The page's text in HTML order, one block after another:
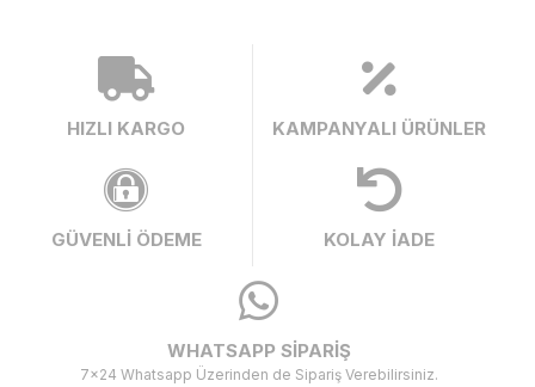
HIZLI KARGO KAMPANYALI ÜRÜNLER
GÜVENLİ ÖDEME KOLAY İADE
WHATSAPP SİPARİŞ
7x24 Whatsapp Üzerinden de Sipariş Verebilirsiniz.